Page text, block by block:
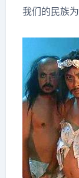
我们的民族